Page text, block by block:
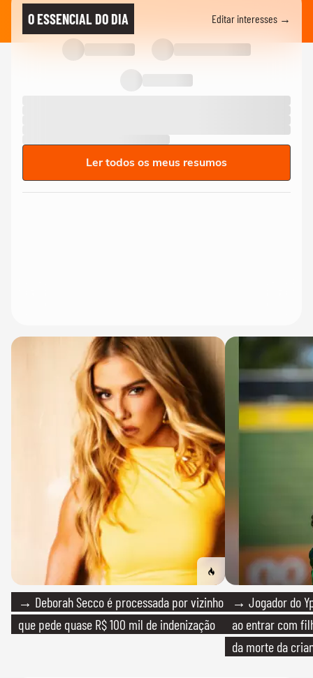
O ESSENCIAL DO DIA Editar interesses →
Ler todos os meus resumos
→ Deborah Secco é processada por vizinho
que pede quase R$ 100 mil de indenização
→ Jogador do
ao entrar com
da morte da